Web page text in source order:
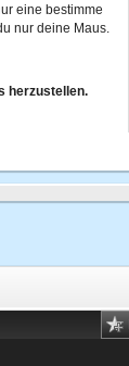
eine bestimme
nur deine Maus.
herzustellen.